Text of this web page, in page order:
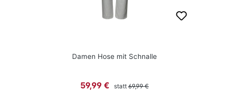
Damen Hose mit Schnalle
Verkaufspreis:
59,99 € statt Regulärer Preis:
69,99 €